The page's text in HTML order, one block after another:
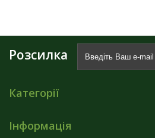
Розсилка
Категорії
Інформація